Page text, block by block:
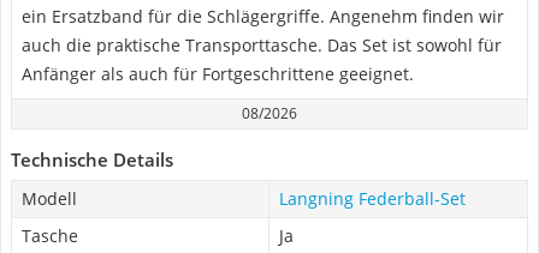
ein Ersatzband für die Schlägergriffe. Angenehm finden wir
auch die praktische Transporttasche. Das Set ist sowohl für
Anfänger als auch für Fortgeschrittene geeignet.
08/2026
Technische Details
Modell
Langning Federball-Set
Tasche
Ja